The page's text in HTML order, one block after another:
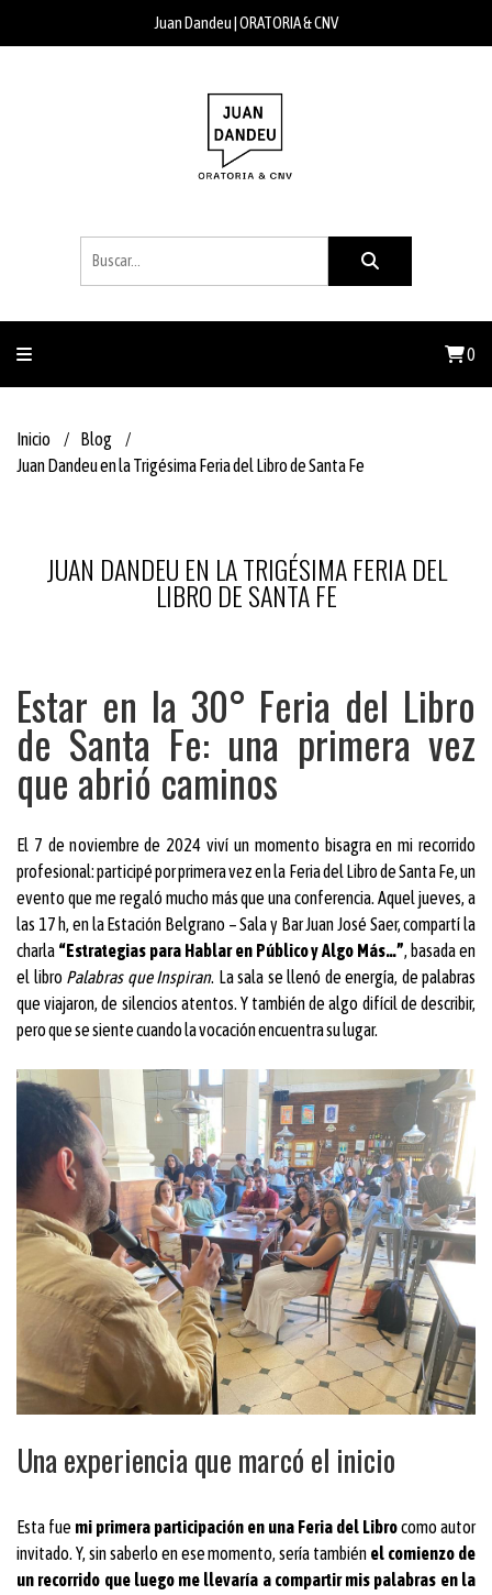
Juan Dandeu | ORATORIA & CNV
0
Inicio
Blog
Juan Dandeu en la Trigésima Feria del Libro de Santa Fe
JUAN DANDEU EN LA TRIGÉSIMA FERIA DEL
LIBRO DE SANTA FE
Estar en la 30° Feria del Libro
de Santa Fe: una primera vez
que abrió caminos
El 7 de noviembre de 2024 viví un momento bisagra en mi recorrido
profesional: participé por primera vez en la Feria del Libro de Santa Fe, un
evento que me regaló mucho más que una conferencia. Aquel jueves, a
las 17 h, en la Estación Belgrano – Sala y Bar Juan José Saer, compartí la
charla “Estrategias para Hablar en Público y Algo Más…”, basada en
el libro Palabras que Inspiran. La sala se llenó de energía, de palabras
que viajaron, de silencios atentos. Y también de algo difícil de describir,
pero que se siente cuando la vocación encuentra su lugar.
Una experiencia que marcó el inicio
Esta fue mi primera participación en una Feria del Librocomo autor
invitado. Y, sin saberlo en ese momento, sería también el comienzo de
un recorrido que luego me llevaría a compartir mis palabras en la